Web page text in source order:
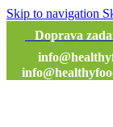
Skip to navigation
Doprava